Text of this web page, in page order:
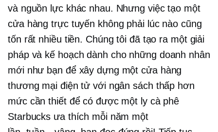
và nguồn lực khác nhau. Nhưng việc tạo một
cửa hàng trực tuyến không phải lúc nào cũng
tốn rất nhiều tiền. Chúng tôi đã tạo ra một giải
pháp và kế hoạch dành cho những doanh nhân
mới như bạn để xây dựng một cửa hàng
thương mại điện tử với ngân sách thấp hơn
mức cần thiết để có được một ly cà phê
Starbucks ưa thích mỗi năm một